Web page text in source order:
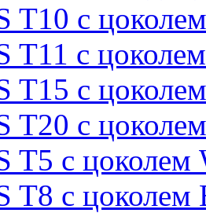
T10 с
T11 с
T15 с
T20 с
T5 с цоколем
T8 с цоколем